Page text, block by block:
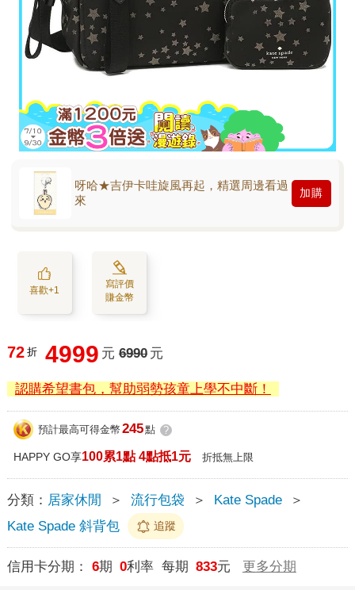
呀哈★吉伊卡哇旋風再起，精選周邊看過
來
加購
喜歡+1
寫評價
賺金幣
72 折 4999 元 6990 元
認購希望書包，幫助弱勢孩童上學不中斷！
預計最高可得金幣 245點 ?
HAPPY GO享100累1點 4點抵1元 折抵無上限
分類： 居家休閒 ＞ 流行包袋 ＞ Kate Spade
＞
Kate Spade 斜背包
追蹤
信用卡分期： 6期 0利率 每期 833元 更多分期